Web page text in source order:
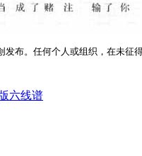
布。任何个人或组织，在未
六线谱